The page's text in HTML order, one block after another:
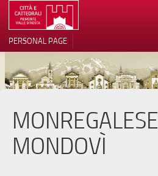
LOCATION
ARCHITECTURE
EVENTS
PERSONAL PAGE
MONREGALESE
MONDOVÌ
Notice at collection
Your Privacy Choices